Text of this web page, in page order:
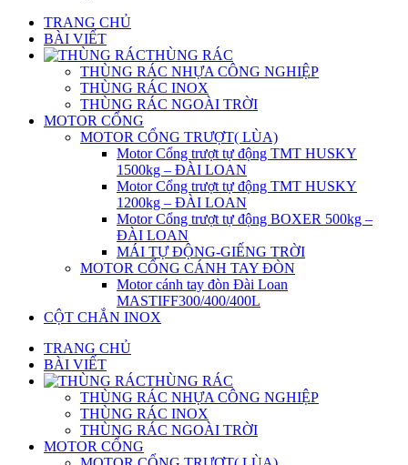
TRANG CHỦ
BÀI VIẾT
THÙNG RÁC
THÙNG RÁC NHỰA CÔNG NGHIỆP
THÙNG RÁC INOX
THÙNG RÁC NGOÀI TRỜI
MOTOR CỔNG
MOTOR CỔNG TRƯỢT( LÙA)
Motor Cổng trượt tự động TMT HUSKY
1500kg – ĐÀI LOAN
Motor Cổng trượt tự động TMT HUSKY
1200kg – ĐÀI LOAN
Motor Cổng trượt tự động BOXER 500kg –
ĐÀI LOAN
MÁI TỰ ĐỘNG-GIẾNG TRỜI
MOTOR CỔNG CÁNH TAY ĐÒN
Motor cánh tay đòn Đài Loan
MASTIFF300/400/400L
CỘT CHẮN INOX
TRANG CHỦ
BÀI VIẾT
THÙNG RÁC
THÙNG RÁC NHỰA CÔNG NGHIỆP
THÙNG RÁC INOX
THÙNG RÁC NGOÀI TRỜI
MOTOR CỔNG